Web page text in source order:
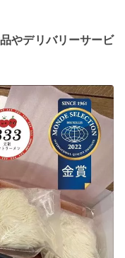
やデリバリーサービ